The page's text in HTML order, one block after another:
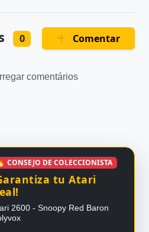
0 Comentar
comentários
CONSEJO DE COLECCIONISTA
tu Atari
2600 - Snoopy Red Baron